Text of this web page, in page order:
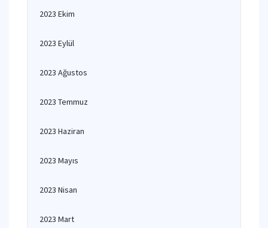
2023 Ekim
2023 Eylül
2023 Ağustos
2023 Temmuz
2023 Haziran
2023 Mayıs
2023 Nisan
2023 Mart